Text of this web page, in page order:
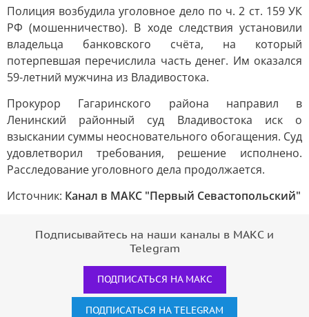
Полиция возбудила уголовное дело по ч. 2 ст. 159 УК
РФ (мошенничество). В ходе следствия установили
владельца банковского счёта, на который
потерпевшая перечислила часть денег. Им оказался
59-летний мужчина из Владивостока.
Прокурор Гагаринского района направил в
Ленинский районный суд Владивостока иск о
взыскании суммы неосновательного обогащения. Суд
удовлетворил требования, решение исполнено.
Расследование уголовного дела продолжается.
Источник: Канал в МАКС "Первый Севастопольский"
Подписывайтесь на наши каналы в МАКС и
Telegram
ПОДПИСАТЬСЯ НА МАКС
ПОДПИСАТЬСЯ НА TELEGRAM